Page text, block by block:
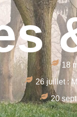
18
26 juillet :
20